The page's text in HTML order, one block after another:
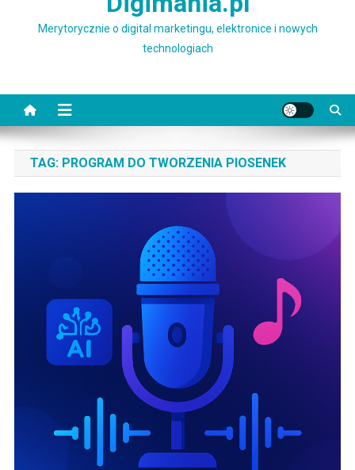
Merytorycznie o digital marketingu, elektronice i nowych
technologiach
TAG: PROGRAM DO TWORZENIA PIOSENEK